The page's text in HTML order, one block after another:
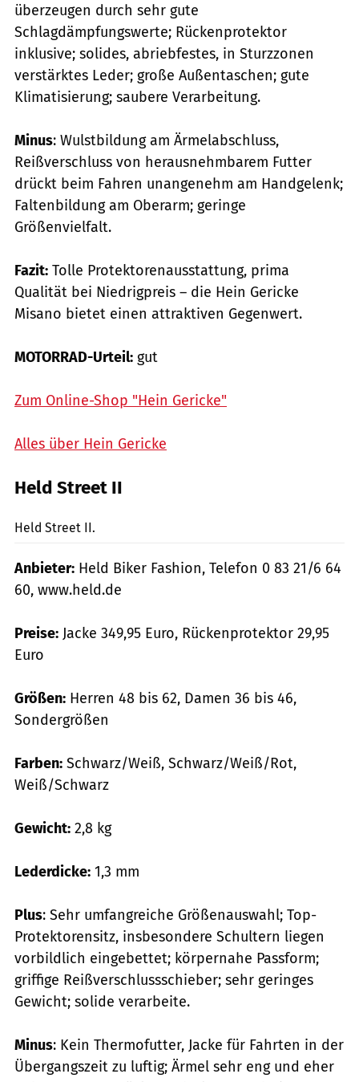
überzeugen durch sehr gute
Schlagdämpfungswerte; ­Rückenprotektor
inklusive; solides, abriebfestes, in Sturzzonen
verstärktes Leder; große Außen­taschen; gute
Klimatisierung; saubere Verarbeitung.
Minus: Wulstbildung am Ärmelabschluss,
Reißverschluss von herausnehmbarem Futter
drückt beim Fahren unangenehm am Handgelenk;
Faltenbildung am Oberarm; geringe
Größenvielfalt.
Fazit: Tolle Protektorenausstattung, prima
Qualität bei Niedrigpreis – die Hein Gericke
Misano bietet einen attraktiven Gegenwert.
MOTORRAD-Urteil: gut
Zum Online-Shop "Hein Gericke"
Alles über Hein Gericke
Held Street II
Held Street II.
Anbieter: Held Biker Fashion, Telefon 0 83 21/6 64
60, www.held.de
Preise: Jacke 349,95 Euro, Rückenprotektor 29,95
Euro
Größen: Herren 48 bis 62, Damen 36 bis 46,
Sondergrößen
Farben: Schwarz/Weiß, Schwarz/Weiß/Rot,
Weiß/Schwarz
Gewicht: 2,8 kg
Lederdicke: 1,3 mm
Plus: Sehr umfangreiche Größenauswahl; Top-
Protektorensitz, insbesondere Schultern liegen
vorbildlich eingebettet; körpernahe Passform;
griffige Reißverschlussschieber; sehr geringes
Gewicht; solide verarbeite.
Minus: Kein Thermofutter, Jacke für Fahrten in der
Übergangszeit zu luftig; ­Ärmel sehr eng und eher